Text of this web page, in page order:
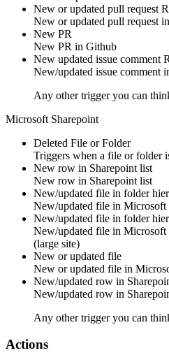
New or updated pull request
New or updated pull request in
New PR
New PR in Github
New updated issue comment
New/updated issue comment
Any other trigger you can
Microsoft Sharepoint
Deleted File or Folder
Triggers when a file orfolder
New row in Sharepoint list
New row in Sharepoint list
New/updated file in folder
New/updated file in Microsoft
New/updated file in folder
New/updated file in Microsoft
(large site)
New or updated file
New or updated file in
New/updated row in
New/updated row in
Any other trigger you can
Actions